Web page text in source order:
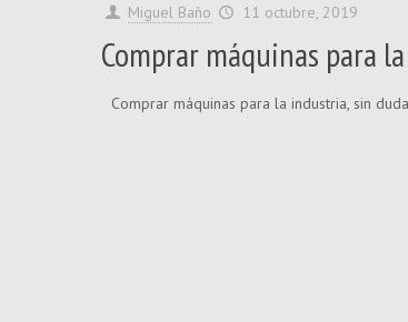
Miguel Baño 11 octubre, 2019
Comprar máquinas para
Comprar máquinas para la industria, sin